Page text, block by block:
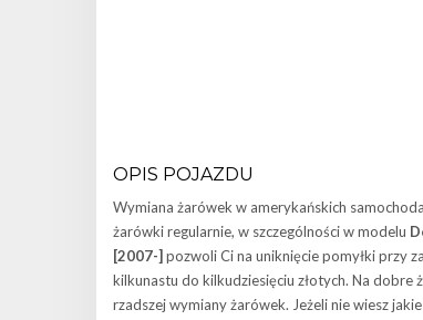
OPIS POJAZDU
Wymiana żarówek w amerykańskich
żarówki regularnie, w szczególności w modelu
[2007-] pozwoli Ci na uniknięcie pomyłki przy
kilkunastu do kilkudziesięciu złotych. Na
rzadszej wymiany żarówek. Jeżeli nie wiesz